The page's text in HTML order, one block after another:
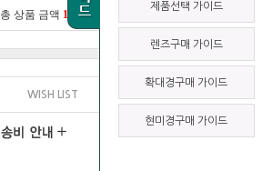
제품선택 가이드
렌즈구매 가이드
확대경구매 가이드
현미경구매 가이드
총 상품 금액 19,800
WISH LIST